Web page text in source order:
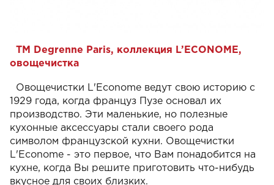
ТМ Degrenne Paris, коллекция L’ECONOME,
овощечистка
Овощечистки L'Econome ведут свою историю с
1929 года, когда француз Пузе основал их
производство. Эти маленькие, но полезные
кухонные аксессуары стали своего рода
символом французской кухни. Овощечистки
L'Econome - это первое, что Вам понадобится на
кухне, когда Вы решите приготовить что-нибудь
вкусное для своих близких.